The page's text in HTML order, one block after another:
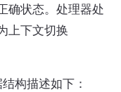
确状态。处理器处
上下文切换
构描述如下：